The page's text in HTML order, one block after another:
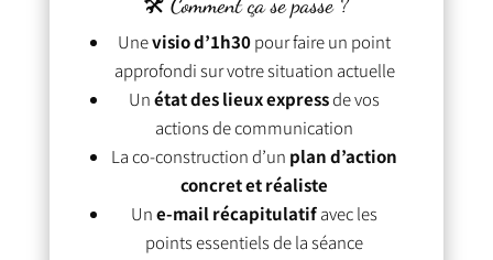
🛠 Comment ça se passe ?
Unevisio d’1h30pour faire un point
approfondi sur votre situation actuelle
Unétat des lieux expressde vos
actions de communication
La co-construction d’un plan d’action
concret et réaliste
Une-mail récapitulatifavec les
points essentiels de la séance